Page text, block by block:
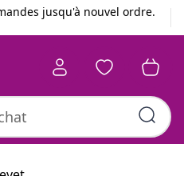
jusqu'à nouvel ordre.